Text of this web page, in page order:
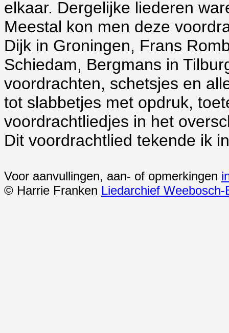
elkaar. Dergelijke liederen
Meestal kon men deze
Dijk in Groningen, Frans
Schiedam, Bergmans in
voordrachten, schetsjes en
tot slabbetjes met opdruk,
voordrachtliedjes in het
Dit voordrachtlied tekende ik
Voor aanvullingen, aan- of opmerkingen
© Harrie Franken Liedarchief Weebosch-